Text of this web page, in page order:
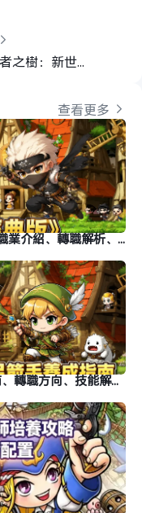
《救世者之樹：新世界》OSLink多開掛機教學｜自動採集資源不間斷！
查看更多
《新楓之谷：經典版》盜賊培養攻略-職業介紹、轉職解析、玩法推薦
《新楓之谷：經典版》弓箭手養成指南、轉職方向、技能解析、玩法分析